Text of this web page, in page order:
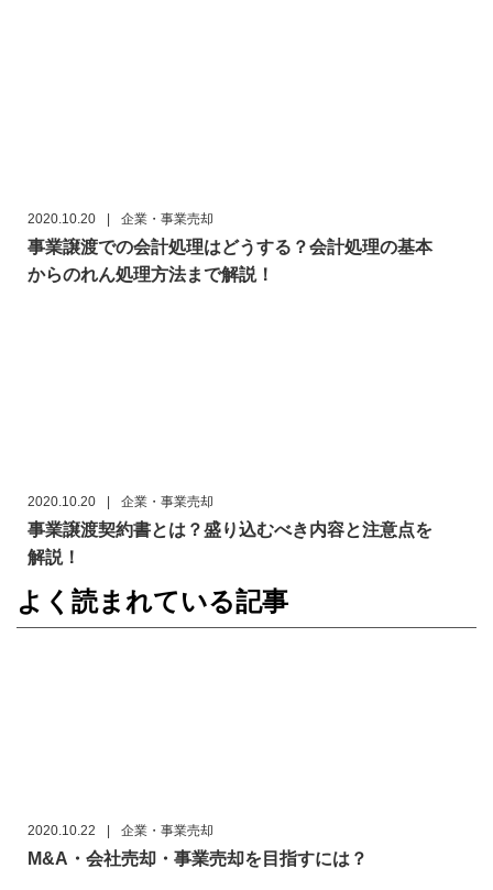
2020.10.20 | 企業・事業売却
事業譲渡での会計処理はどうする？会計処理の基本
からのれん処理方法まで解説！
2020.10.20 | 企業・事業売却
事業譲渡契約書とは？盛り込むべき内容と注意点を
解説！
よく読まれている記事
2020.10.22 | 企業・事業売却
M&A・会社売却・事業売却を目指すには？